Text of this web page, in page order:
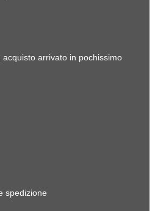
arrivato in pochissimo
spedizione